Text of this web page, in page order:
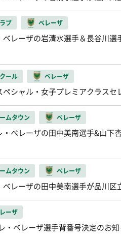
ブ ベレーザ
ベレーザの岩清水選手＆長谷川
ール ベレーザ
ペシャル・女子プレミアクラス
ムタウン ベレーザ
・ベレーザの田中美南選手&山
ムタウン ベレーザ
ベレーザの田中美南選手が品川
ーザ
・ベレーザ選手背番号決定のお